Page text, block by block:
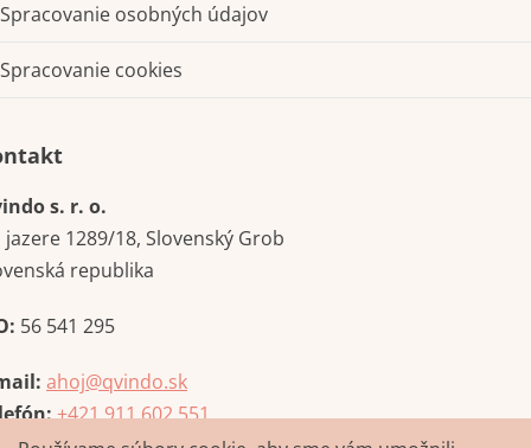
Spracovanie osobných údajov
Spracovanie cookies
s. r. o.
jazere 1289/18, Slovenský Grob
republika
56 541 295
ahoj@qvindo.sk
+421 911 602 551